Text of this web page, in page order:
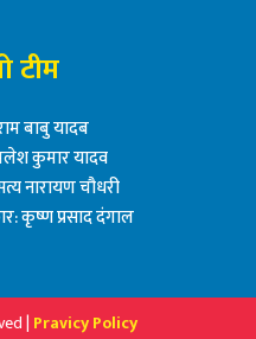
टीम
बाबु यादब
कुमार यादव
नारायण चौधरी
कृष्ण प्रसाद दंगाल
| Pravicy Policy